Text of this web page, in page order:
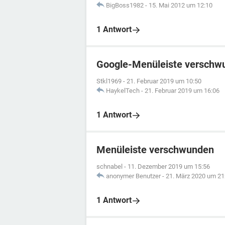
BigBoss1982 - 15. Mai 2012 um 12:10
1 Antwort
Google-Menüleiste
Stkl1969 - 21. Februar 2019 um 10:50
HaykelTech - 21. Februar 2019 um 16:06
1 Antwort
Menüleiste verschwunden
schnabel - 11. Dezember 2019 um 15:56
anonymer Benutzer - 21. März 2020 um
1 Antwort